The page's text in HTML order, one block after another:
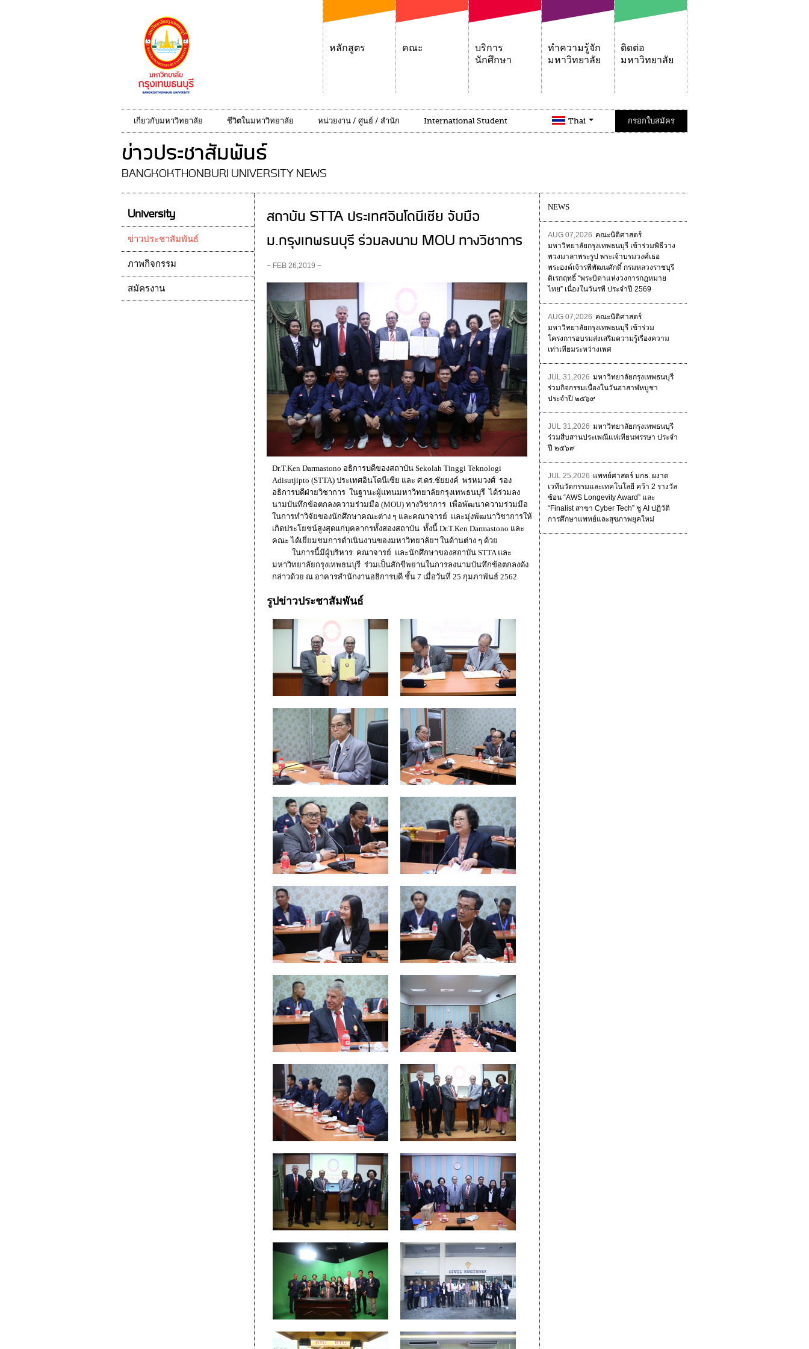
หลักสูตร คณะ
บริการ
นักศึกษา
ทำความรู้จัก
มหาวิทยาลัย
ติดต่อ
มหาวิทยาลัย
เกี่ยวกับมหาวิทยาลัย ชีวิตในมหาวิทยาลัย หน่วยงาน / ศูนย์ / สำนัก International Student Thai กรอกใบสมัคร
ข่าวประชาสัมพันธ์
BANGKOKTHONBURI UNIVERSITY NEWS
สถาบัน STTA ประเทศอินโดนีเซีย จับมือ
ม.กรุงเทพธนบุรี ร่วมลงนาม MOU ทางวิชาการ
− FEB 26,2019 −
Dr.T.Ken Darmastono อธิการบดีของสถาบัน Sekolah Tinggi Teknologi
Adisutjipto (STTA) ประเทศอินโดนีเซีย และ ศ.ดร.ชัยยงค์ พรหมวงศ์ รอง
อธิการบดีฝ่ายวิชาการ ในฐานะผู้แทนมหาวิทยาลัยกรุงเทพธนบุรี ได้ร่วมลง
นามบันทึกข้อตกลงความร่วมมือ (MOU) ทางวิชาการ เพื่อพัฒนาความร่วมมือ
ในการทำวิจัยของนักศึกษาคณะต่าง ๆ และคณาจารย์ และมุ่งพัฒนาวิชาการให้
เกิดประโยชน์สูงสุดแก่บุคลากรทั้งสองสถาบัน ทั้งนี้ Dr.T.Ken Darmastono และ
คณะ ได้เยี่ยมชมการดำเนินงานของมหาวิทยาลัยฯ ในด้านต่าง ๆ ด้วย
ในการนี้มีผู้บริหาร คณาจารย์ และนักศึกษาของสถาบัน STTA และ
มหาวิทยาลัยกรุงเทพธนบุรี ร่วมเป็นสักขีพยานในการลงนามบันทึกข้อตกลงดัง
กล่าวด้วย ณ อาคารสำนักงานอธิการบดี ชั้น 7 เมื่อวันที่ 25 กุมภาพันธ์ 2562
รูปข่าวประชาสัมพันธ์
NEWS
AUG 07,2026 คณะนิติศาสตร์
มหาวิทยาลัยกรุงเทพธนบุรี เข้าร่วมพิธีวาง
พวงมาลาพระรูป พระเจ้าบรมวงศ์เธอ
พระองค์เจ้ารพีพัฒนศักดิ์ กรมหลวงราชบุรี
ดิเรกฤทธิ์ “พระบิดาแห่งวงการกฎหมาย
ไทย” เนื่องในวันรพี ประจำปี 2569
AUG 07,2026 คณะนิติศาสตร์
มหาวิทยาลัยกรุงเทพธนบุรี เข้าร่วม
โครงการอบรมส่งเสริมความรู้เรื่องความ
เท่าเทียมระหว่างเพศ
JUL 31,2026 มหาวิทยาลัยกรุงเทพธนบุรี
ร่วมกิจกรรมเนื่องในวันอาสาฬหบูชา
ประจำปี ๒๕๖๙
JUL 31,2026 มหาวิทยาลัยกรุงเทพธนบุรี
ร่วมสืบสานประเพณีแห่เทียนพรรษา ประจำ
ปี ๒๕๖๙
JUL 25,2026 แพทย์ศาสตร์ มกธ. ผงาด
เวทีนวัตกรรมและเทคโนโลยี คว้า 2 รางวัล
ซ้อน “AWS Longevity Award” และ
“Finalist สาขา Cyber Tech” ชู AI ปฏิวัติ
การศึกษาแพทย์และสุขภาพยุคใหม่
University
ข่าวประชาสัมพันธ์
ภาพกิจกรรม
สมัครงาน